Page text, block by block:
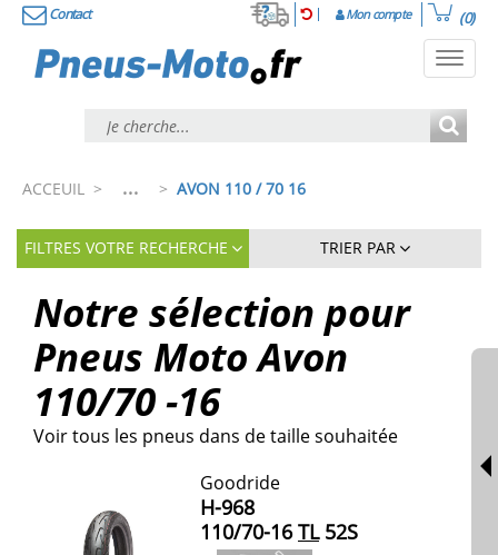
Contact Mon compte (0)
ACCEUIL > ... > AVON 110 / 70 16
FILTRES VOTRE RECHERCHE TRIER PAR
Notre sélection pour
Pneus Moto Avon
110/70 -16
Voir tous les pneus dans de taille souhaitée
Goodride
H-968
110/70-16 TL52S